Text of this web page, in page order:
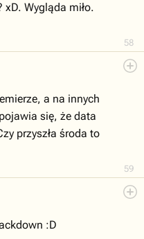
58
Wygląda miło.
59
a na innych
się, że data
przyszła środa to
:D